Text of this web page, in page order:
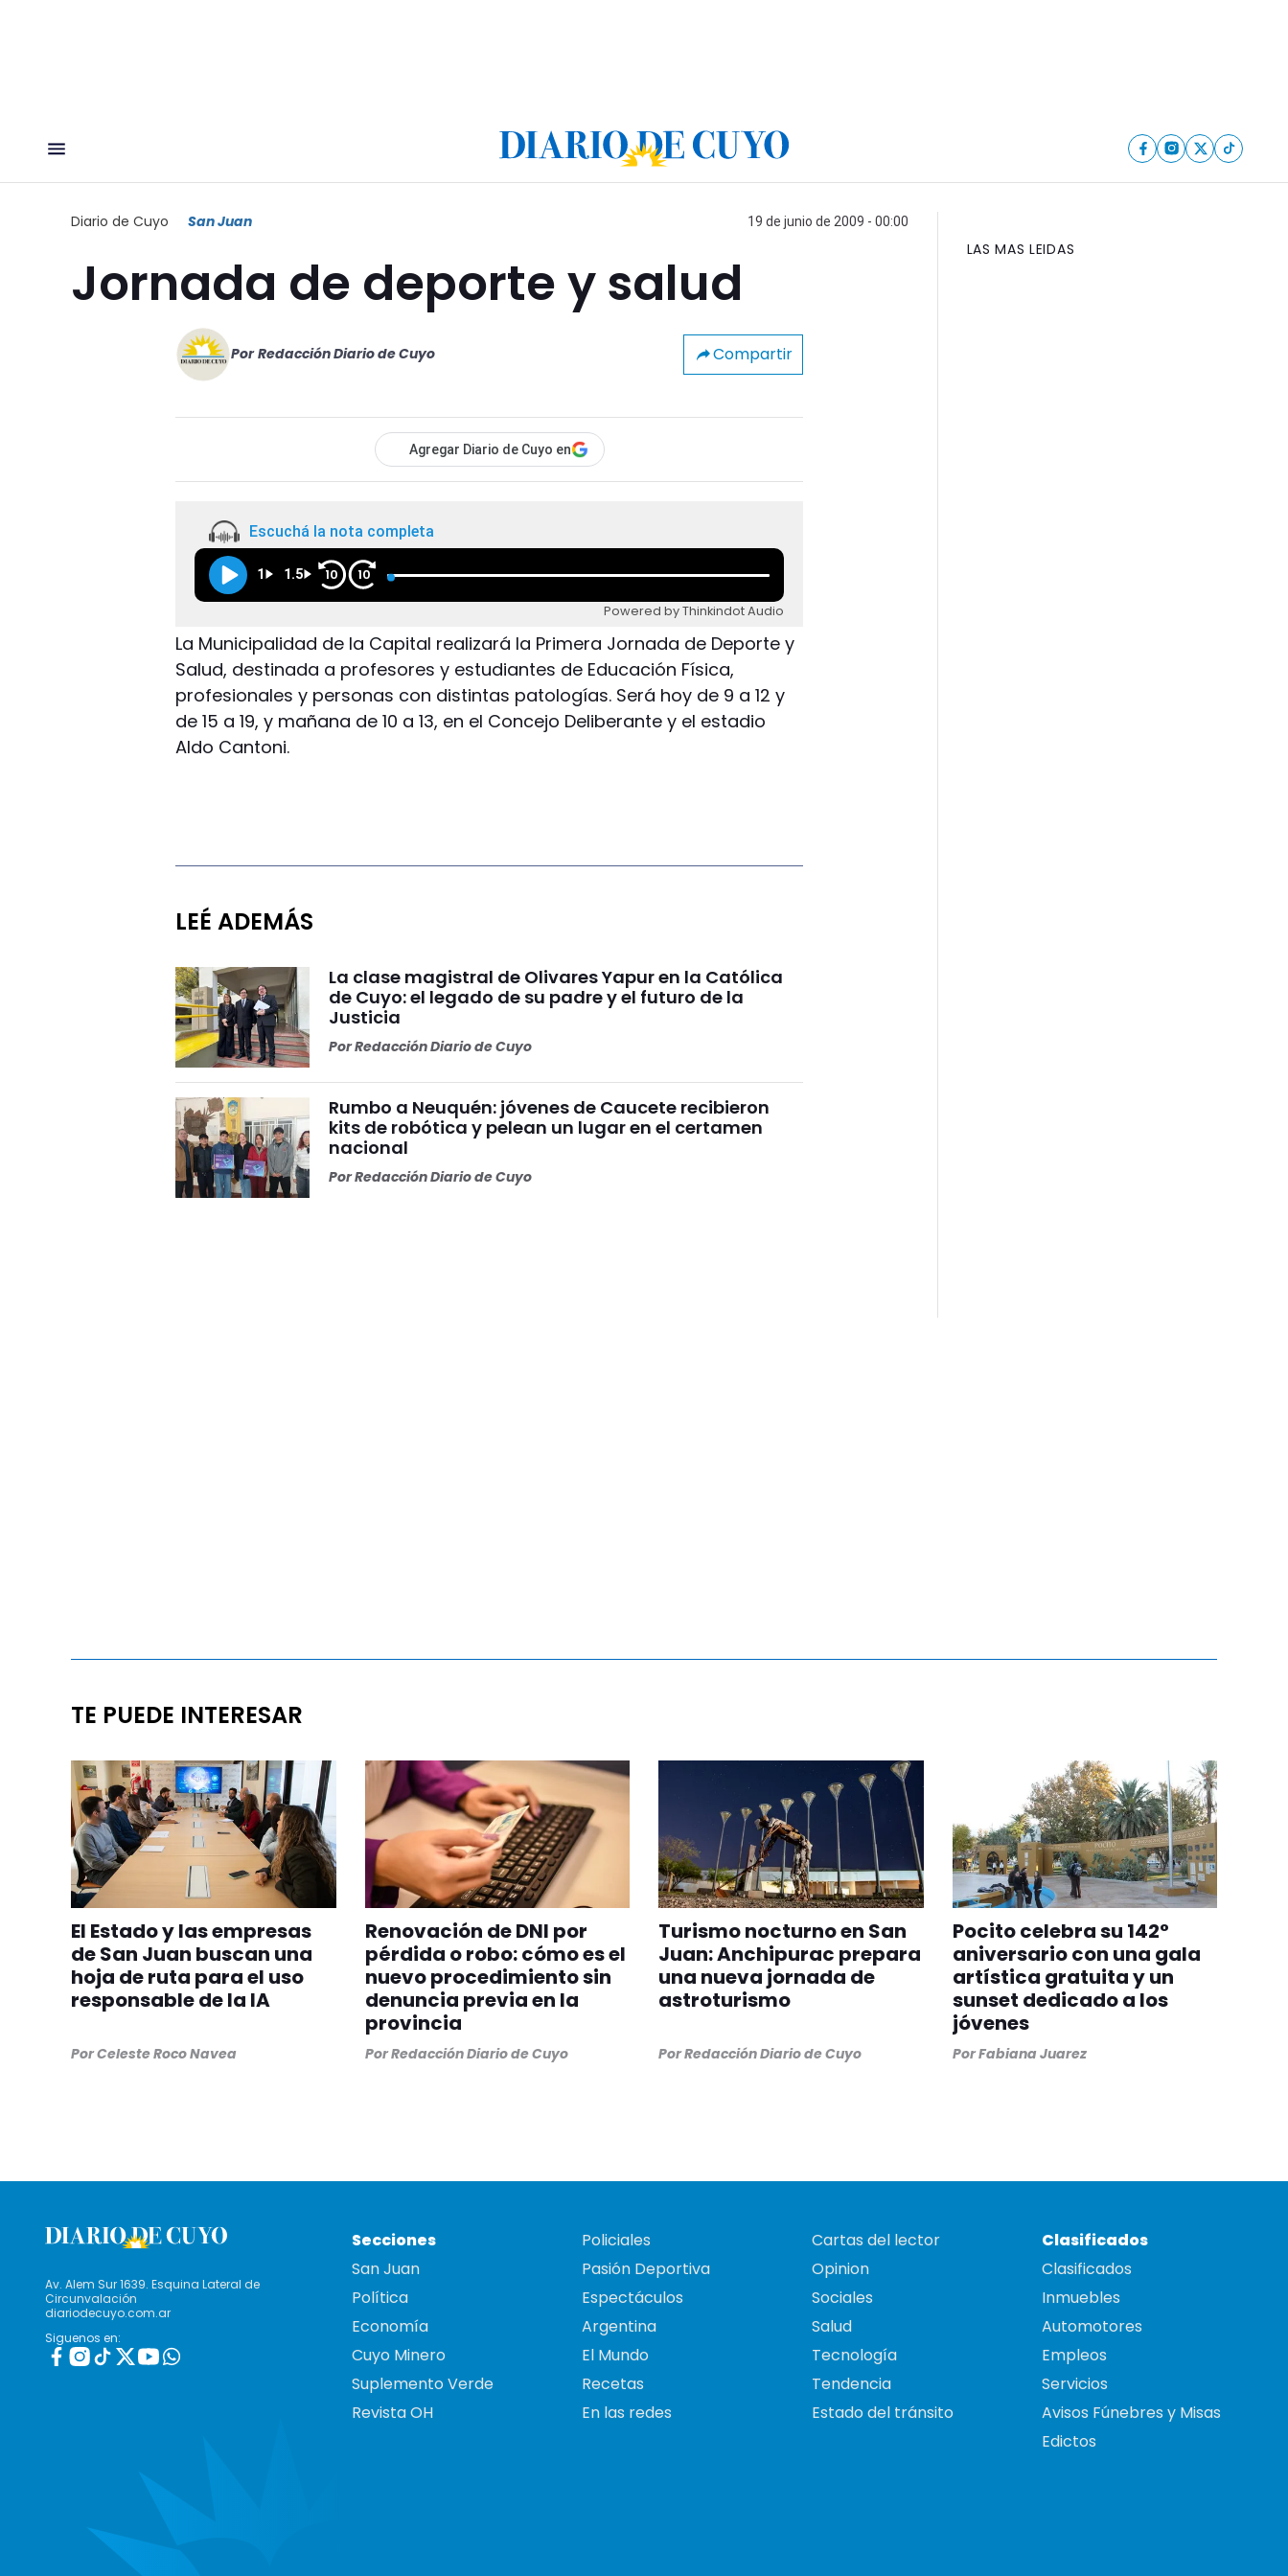
Diario de Cuyo San Juan 19 de junio de 2009 - 00:00
Jornada de deporte y salud
Por Redacción Diario de Cuyo Compartir
Agregar Diario de Cuyo en
Escuchá la nota completa
1 1.5 10 10
Powered by Thinkindot Audio
La Municipalidad de la Capital realizará la Primera Jornada de Deporte y
Salud, destinada a profesores y estudiantes de Educación Física,
profesionales y personas con distintas patologías. Será hoy de 9 a 12 y
de 15 a 19, y mañana de 10 a 13, en el Concejo Deliberante y el estadio
Aldo Cantoni.
LEÉ ADEMÁS
La clase magistral de Olivares Yapur en la Católica
de Cuyo: el legado de su padre y el futuro de la
Justicia
PorRedacción Diario de Cuyo
Rumbo a Neuquén: jóvenes de Caucete recibieron
kits de robótica y pelean un lugar en el certamen
nacional
PorRedacción Diario de Cuyo
LAS MAS LEIDAS
TE PUEDE INTERESAR
El Estado y las empresas
de San Juan buscan una
hoja de ruta para el uso
responsable de la IA
PorCeleste Roco Navea
Renovación de DNI por
pérdida o robo: cómo es el
nuevo procedimiento sin
denuncia previa en la
provincia
PorRedacción Diario de Cuyo
Turismo nocturno en San
Juan: Anchipurac prepara
una nueva jornada de
astroturismo
PorRedacción Diario de Cuyo
Pocito celebra su 142°
aniversario con una gala
artística gratuita y un
sunset dedicado a los
jóvenes
PorFabiana Juarez
Av. Alem Sur 1639. Esquina Lateral de
Circunvalación
diariodecuyo.com.ar
Siguenos en:
Secciones
San Juan
Política
Economía
Cuyo Minero
Suplemento Verde
Revista OH
Policiales
Pasión Deportiva
Espectáculos
Argentina
El Mundo
Recetas
En las redes
Cartas del lector
Opinion
Sociales
Salud
Tecnología
Tendencia
Estado del tránsito
Clasificados
Clasificados
Inmuebles
Automotores
Empleos
Servicios
Avisos Fúnebres y Misas
Edictos